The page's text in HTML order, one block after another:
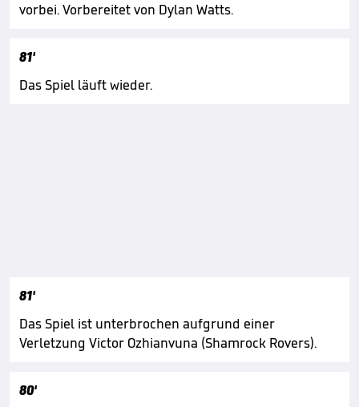
vorbei. Vorbereitet von Dylan Watts.
81'
Das Spiel läuft wieder.
81'
Das Spiel ist unterbrochen aufgrund einer
Verletzung Victor Ozhianvuna (Shamrock Rovers).
80'